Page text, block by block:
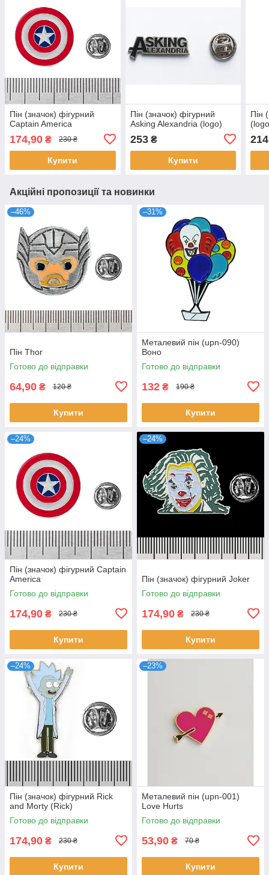
Пін (значок) фігурний
Captain America
174,90 ₴ 230 ₴
Купити
Пін (значок) фігурний
Asking Alexandria (logo)
253₴
Купити
Пін
Акційні пропозиції та новинки
–46%
Пін Thor
Готово до відправки
64,90 ₴ 120 ₴
Купити
–31%
Металевий пін (upn-090)
Воно
Готово до відправки
132 ₴ 190 ₴
Купити
–24%
Пін (значок) фігурний Captain
America
Готово до відправки
174,90 ₴ 230 ₴
Купити
–24%
Пін (значок) фігурний Joker
Готово до відправки
174,90 ₴ 230 ₴
Купити
–24%
Пін (значок) фігурний Rick
and Morty (Rick)
Готово до відправки
174,90 ₴ 230 ₴
Купити
–23%
Металевий пін (upn-001)
Love Hurts
Готово до відправки
53,90 ₴ 70 ₴
Купити